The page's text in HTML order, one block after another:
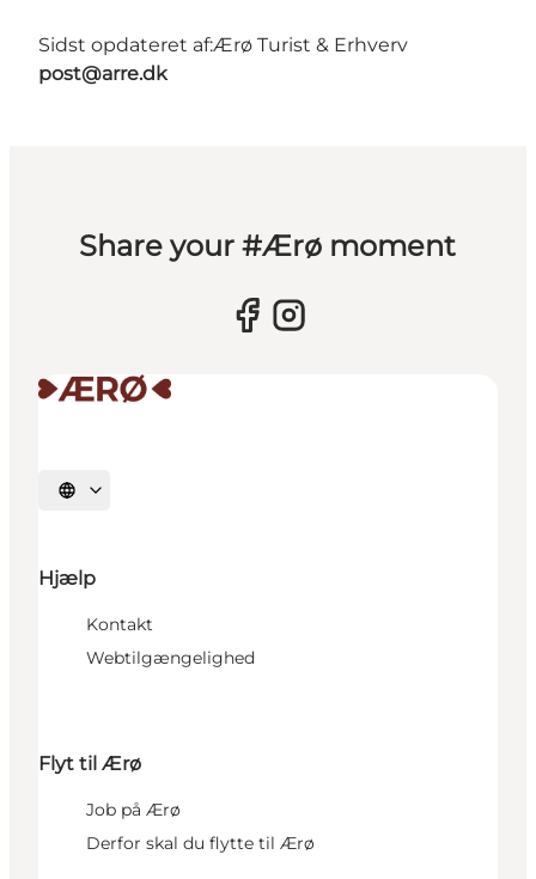
Sidst opdateret af:Ærø Turist & Erhverv
post@arre.dk
Share your #Ærø moment
Vælg sprog
Hjælp
Kontakt
Webtilgængelighed
Flyt til Ærø
Job på Ærø
Derfor skal du flytte til Ærø